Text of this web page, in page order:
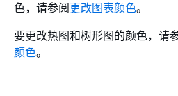
色，请参阅更改图表颜色。
要更改热图和树形图的颜色，请
颜色。